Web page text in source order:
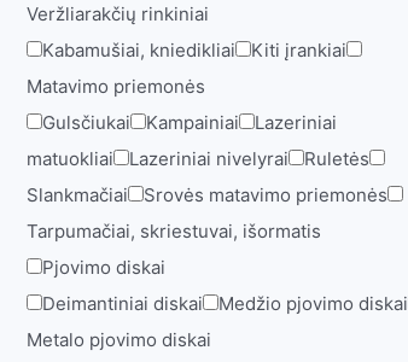
Veržliarakčių rinkiniai
Kabamušiai, kniedikliai
Kiti įrankiai
Matavimo priemonės
Gulsčiukai
Kampainiai
Lazeriniai
matuokliai
Lazeriniai nivelyrai
Ruletės
Slankmačiai
Srovės matavimo priemonės
Tarpumačiai, skriestuvai, išormatis
Pjovimo diskai
Deimantiniai diskai
Medžio pjovimo diskai
Metalo pjovimo diskai